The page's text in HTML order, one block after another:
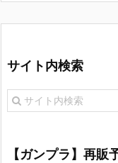
サイト内検索
【ガンプラ】再販